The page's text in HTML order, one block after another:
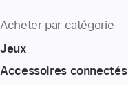
Acheter par catégorie
Jeux
Accessoires connectés